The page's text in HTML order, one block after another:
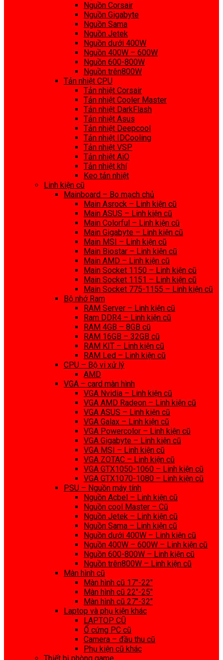
Nguồn Corsair
Nguồn Gigabyte
Nguồn Sama
Nguồn Jetek
Nguồn dưới 400W
Nguồn 400W – 600W
Nguồn 600-800W
Nguồn trên800W
Tản nhiệt CPU
Tản nhiệt Corsair
Tản nhiệt Cooler Master
Tản nhiệt DarkFlash
Tản nhiệt Asus
Tản nhiệt Deepcool
Tản nhiệt IDCooling
Tản nhiệt VSP
Tản nhiệt AiO
Tản nhiệt khí
Keo tản nhiệt
Linh kiện cũ
Mainboard – Bo mạch chủ
Main Asrock – Linh kiện cũ
Main ASUS – Linh kiện cũ
Main Colorful – Linh kiện cũ
Main Gigabyte – Linh kiện cũ
Main MSI – Linh kiện cũ
Main Biostar – Linh kiện cũ
Main AMD – Linh kiện cũ
Main Socket 1150 – Linh kiện cũ
Main Socket 1151 – Linh kiện cũ
Main Socket 775-1155 – Linh kiện cũ
Bộ nhớ Ram
RAM Server – Linh kiện cũ
Ram DDR4 – Linh kiện cũ
RAM 4GB – 8GB cũ
RAM 16GB – 32GB cũ
RAM KIT – Linh kiện cũ
RAM Led – Linh kiện cũ
CPU – Bộ vi xử lý
AMD
VGA – card màn hình
VGA Nvidia – Linh kiện cũ
VGA AMD Radeon – Linh kiện cũ
VGA ASUS – Linh kiện cũ
VGA Galax – Linh kiện cũ
VGA Powercolor – Linh kiện cũ
VGA Gigabyte – Linh kiện cũ
VGA MSI – Linh kiện cũ
VGA ZOTAC – Linh kiện cũ
VGA GTX1050-1060 – Linh kiện cũ
VGA GTX1070-1080 – Linh kiện cũ
PSU – Nguồn máy tính
Nguồn Acbel – Linh kiện cũ
Nguồn cool Master – Cũ
Nguồn Jetek – Linh kiện cũ
Nguồn Sama – Linh kiện cũ
Nguồn dưới 400W – Linh kiện cũ
Nguồn 400W – 600W – Linh kiện cũ
Nguồn 600-800W – Linh kiện cũ
Nguồn trên800W – Linh kiện cũ
Màn hình cũ
Màn hình cũ 17″-22″
Màn hình cũ 22″-25″
Màn hình cũ 27″-32″
Laptop và phụ kiện khác
LAPTOP CŨ
Ổ cứng PC cũ
Camera – đầu thu cũ
Phụ kiện cũ khác